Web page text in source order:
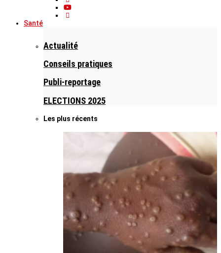
Santé
Actualité
Conseils pratiques
Publi-reportage
ELECTIONS 2025
Les plus récents